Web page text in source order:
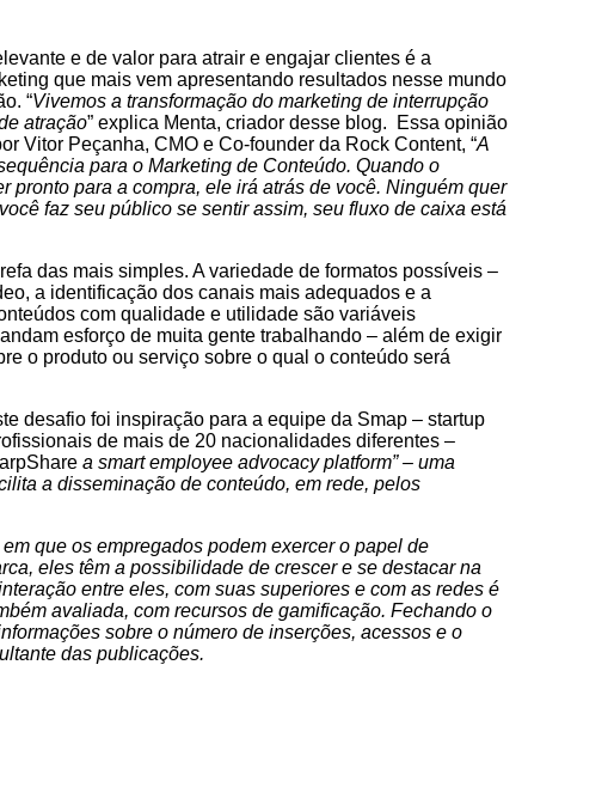
e de valor para atrair e engajar clientes é a
que mais vem apresentando resultados nesse mundo
“Vivemos a transformação do marketing de interrupção
atração” explica Menta, criador desse blog. Essa opinião
Vitor Peçanha, CMO e Co-founder da Rock Content, “A
para o Marketing de Conteúdo. Quando o
pronto para a compra, ele irá atrás de você. Ninguém quer
faz seu público se sentir assim, seu fluxo de caixa está
das mais simples. A variedade de formatos possíveis –
a identificação dos canais mais adequados e a
com qualidade e utilidade são variáveis
esforço de muita gente trabalhando – além de exigir
o produto ou serviço sobre o qual o conteúdo será
desafio foi inspiração para a equipe da Smap – startup
de mais de 20 nacionalidades diferentes –
a smart employee advocacy platform” – uma
a disseminação de conteúdo, em rede, pelos
que os empregados podem exercer o papel de
eles têm a possibilidade de crescer e se destacar na
entre eles, com suas superiores e com as redes é
avaliada, com recursos de gamificação. Fechando o
sobre o número de inserções, acessos e o
das publicações.